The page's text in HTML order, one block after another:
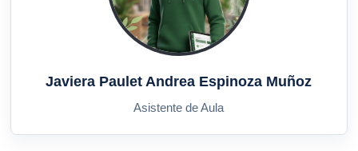
Javiera Paulet Andrea Espinoza Muñoz
Asistente de Aula